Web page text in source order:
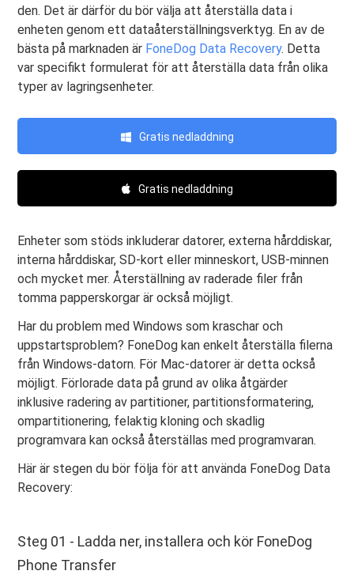
den. Det är därför du bör välja att återställa data i
enheten genom ett dataåterställningsverktyg. En av de
bästa på marknaden är FoneDog Data Recovery. Detta
var specifikt formulerat för att återställa data från olika
typer av lagringsenheter.
Gratis nedladdning
Gratis nedladdning
Enheter som stöds inkluderar datorer, externa hårddiskar,
interna hårddiskar, SD-kort eller minneskort, USB-minnen
och mycket mer. Återställning av raderade filer från
tomma papperskorgar är också möjligt.
Har du problem med Windows som kraschar och
uppstartsproblem? FoneDog kan enkelt återställa filerna
från Windows-datorn. För Mac-datorer är detta också
möjligt. Förlorade data på grund av olika åtgärder
inklusive radering av partitioner, partitionsformatering,
ompartitionering, felaktig kloning och skadlig
programvara kan också återställas med programvaran.
Här är stegen du bör följa för att använda FoneDog Data
Recovery:
Steg 01 - Ladda ner, installera och kör FoneDog
Phone Transfer